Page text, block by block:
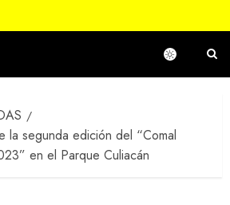
la segunda edición del “Comal
en el Parque Culiacán